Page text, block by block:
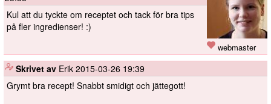
webmaster
Kul att du tyckte om receptet och tack för bra tips
på fler ingredienser! :)
Skrivet av Erik 2015-03-26 19:39
Grymt bra recept! Snabbt smidigt och jättegott!